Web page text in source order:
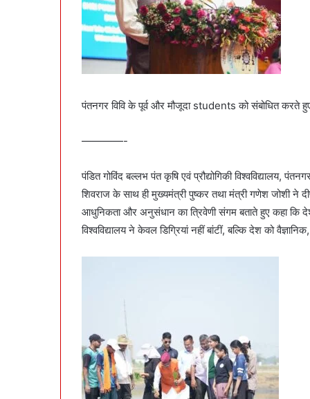
पंतनगर विवि के पूर्व और मौजूदा students को संबोधित करते
————-
पंडित गोविंद बल्लभ पंत कृषि एवं प्रौद्योगिकी विश्वविद्यालय,
शिवराज के साथ ही मुख्यमंत्री पुष्कर तथा मंत्री गणेश जोशी ने
आधुनिकता और अनुसंधान का त्रिवेणी संगम बताते हुए कहा कि
विश्वविद्यालय ने केवल डिग्रियां नहीं बांटीं, बल्कि देश को